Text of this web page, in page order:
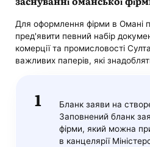
Для оформлення фірми в Омані
пред'явити певний набір
комерції та промисловості
важливих паперів, які
Бланк заяви на
Заповнений бланк
фірми, який можна
в канцелярії